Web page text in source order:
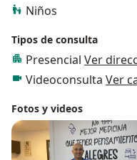
Niños
Tipos de consulta
Presencial Ver
Videoconsulta Ver
Fotos y videos